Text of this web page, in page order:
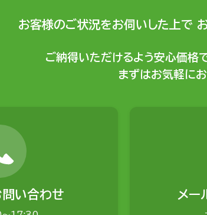
お客様のご状況をお伺いした上で
ご納得いただけるよう安心価格
まずはお気軽に
問い合わせ メー